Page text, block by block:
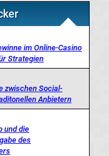
im Online-Casino
Strategien
zwischen Social-
Anbietern
und die
des